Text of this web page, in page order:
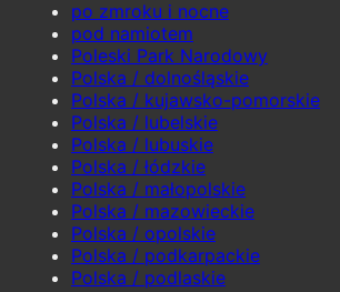
po zmroku i nocne
pod namiotem
Poleski Park Narodowy
Polska / dolnośląskie
Polska / kujawsko-pomorskie
Polska / lubelskie
Polska / lubuskie
Polska / łódzkie
Polska / małopolskie
Polska / mazowieckie
Polska / opolskie
Polska / podkarpackie
Polska / podlaskie